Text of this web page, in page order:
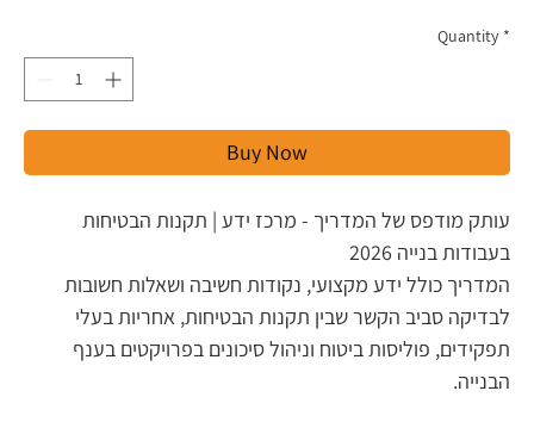
Quantity *
Buy Now
עותק מודפס של המדריך - מרכז ידע | תקנות הבטיחות
בעבודות בנייה 2026
המדריך כולל ידע מקצועי, נקודות חשיבה ושאלות חשובות
לבדיקה סביב הקשר שבין תקנות הבטיחות, אחריות בעלי
תפקידים, פוליסות ביטוח וניהול סיכונים בפרויקטים בענף
הבנייה.